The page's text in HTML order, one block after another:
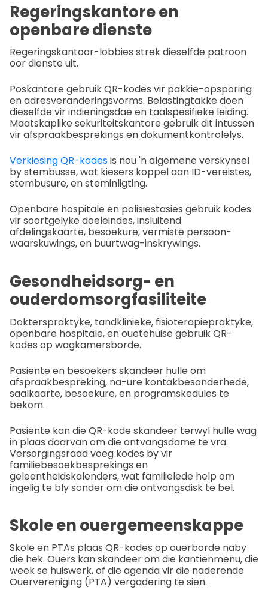
Regeringskantore en
openbare dienste
Regeringskantoor-lobbies strek dieselfde patroon
oor dienste uit.
Poskantore gebruik QR-kodes vir pakkie-opsporing
en adresveranderingsvorms. Belastingtakke doen
dieselfde vir indieningsdae en taalspesifieke leiding.
Maatskaplike sekuriteitskantore gebruik dit intussen
vir afspraakbesprekings en dokumentkontrolelys.
Verkiesing QR-kodesis nou 'n algemene verskynsel
by stembusse, wat kiesers koppel aan ID-vereistes,
stembusure, en steminligting.
Openbare hospitale en polisiestasies gebruik kodes
vir soortgelyke doeleindes, insluitend
afdelingskaarte, besoekure, vermiste persoon-
waarskuwings, en buurtwag-inskrywings.
Gesondheidsorg- en
ouderdomsorgfasiliteite
Dokterspraktyke, tandklinieke, fisioterapiepraktyke,
openbare hospitale, en ouetehuise gebruik QR-
kodes op wagkamersborde.
Pasiente en besoekers skandeer hulle om
afspraakbespreking, na-ure kontakbesonderhede,
saalkaarte, besoekure, en programskedules te
bekom.
Pasiënte kan die QR-kode skandeer terwyl hulle wag
in plaas daarvan om die ontvangsdame te vra.
Versorgingsraad voeg kodes by vir
familiebesoekbesprekings en
geleentheidskalenders, wat familielede help om
ingelig te bly sonder om die ontvangsdisk te bel.
Skole en ouergemeenskappe
Skole en PTAs plaas QR-kodes op ouerborde naby
die hek. Ouers kan skandeer om die kantienmenu, die
week se huiswerk, of die agenda vir die naderende
Ouervereniging (PTA) vergadering te sien.